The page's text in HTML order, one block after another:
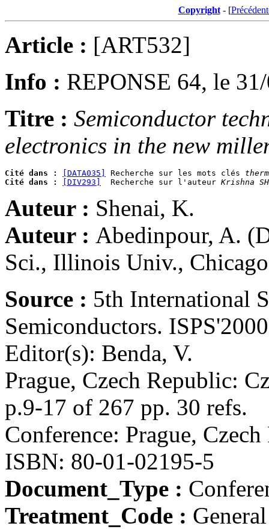
Copyright- [
Article : [ART532]
Info : REPONSE 64, le
Titre : Semiconductor
electronics in the new
Cité dans : [DATA035] Recherche sur les mots clés
Cité dans :
[DIV293]
  Recherche sur l'auteur
Krishna
Auteur : Shenai, K.
Auteur : Abedinpour, A.
Sci., Illinois Univ.,
Source : 5th International
Semiconductors.
Editor(s): Benda, V.
Prague, Czech Republic:
p.9-17 of 267 pp. 30 refs.
Conference: Prague,
ISBN: 80-01-02195-5
Document_Type :
Treatment_Code :